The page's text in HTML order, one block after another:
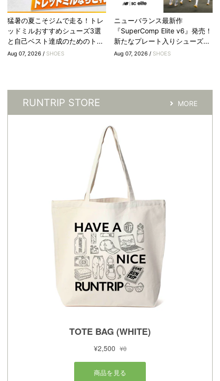
猛暑の夏こそジムで走る！トレ
ッドミルおすすめシューズ3選
と自己ベスト達成のためのト...
Aug 07, 2026 / SHOES
ニューバランス最新作
『SuperComp Elite v6』発売！
新たなプレート入りシューズ...
Aug 07, 2026 / SHOES
RUNTRIP STORE MORE